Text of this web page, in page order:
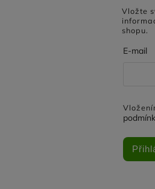
Vložte
shopu.
E-mail